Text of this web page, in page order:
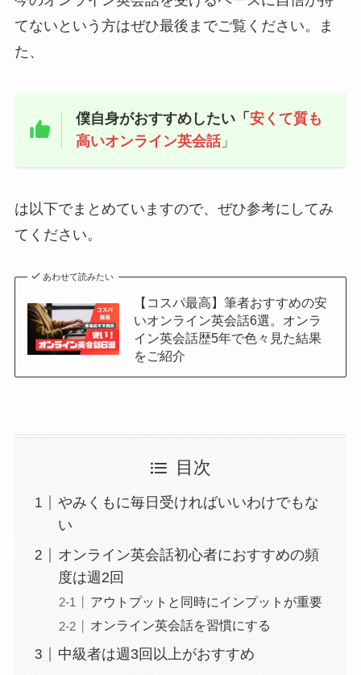
てないという方はぜひ最後までご覧ください。ま
た、
僕自身がおすすめしたい「安くて質も
高いオンライン英会話」
は以下でまとめていますので、ぜひ参考にしてみ
てください。
あわせて読みたい
【コスパ最高】筆者おすすめの安
いオンライン英会話6選。オンラ
イン英会話歴5年で色々見た結果
をご紹介
目次
やみくもに毎日受ければいいわけでもな
い
オンライン英会話初心者におすすめの頻
度は週2回
アウトプットと同時にインプットが重要
オンライン英会話を習慣にする
中級者は週3回以上がおすすめ